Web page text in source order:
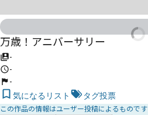
万歳！アニバーサリー
-
-
-
気になるリスト タグ投票
この作品の情報はユーザー投稿によるものです